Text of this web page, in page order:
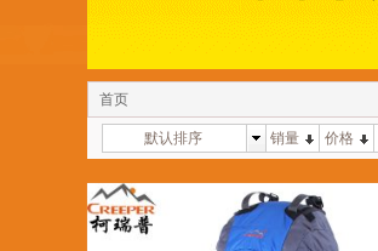
首页
默认排序 销量 价格